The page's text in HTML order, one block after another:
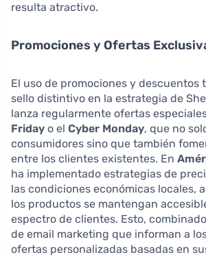
resulta atractivo.
Promociones y Ofertas
El uso de promociones y descuentos
sello distintivo en la estrategia de
lanza regularmente ofertas
Friday o el Cyber Monday, que no
consumidores sino que también
entre los clientes existentes. En
ha implementado estrategias de
las condiciones económicas locales,
los productos se mantengan
espectro de clientes. Esto,
de email marketing que informan a
ofertas personalizadas basadas en